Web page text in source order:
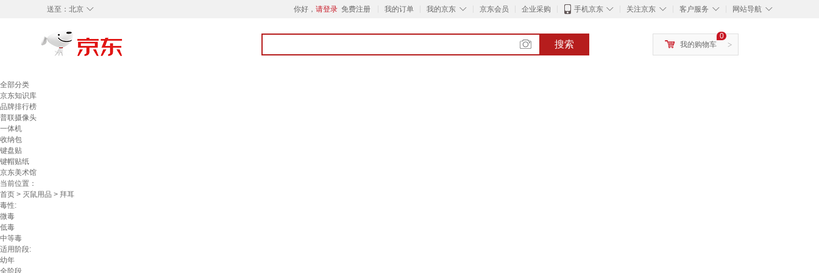
◇
送至： 北京 你好， 请登录 免费注册 我的订单 ◇
我的京东 京东会员 企业采购 ◇
手机京东 ◇
关注京东 ◇
客户服务 ◇
网站导航
搜索 >
0
我的购物车
全部分类
京东知识库
品牌排行榜
普联摄像头
一体机
收纳包
键盘贴
键帽贴纸
京东美术馆
当前位置：
首页 > 灭鼠用品 > 拜耳
毒性:
微毒
低毒
中等毒
适用阶段:
幼年
全阶段